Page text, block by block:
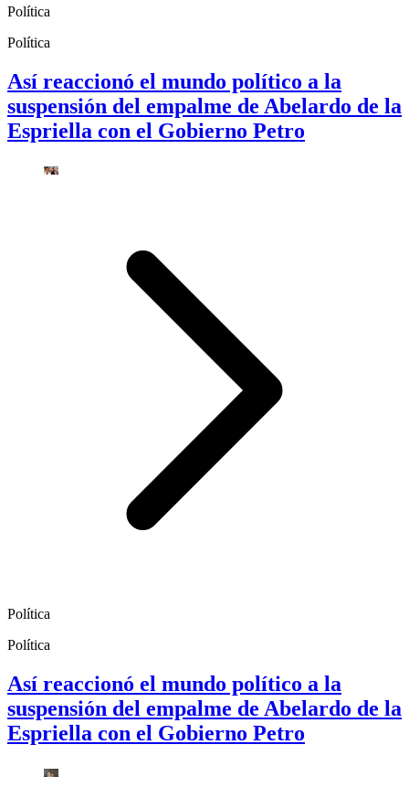
Política
Política
Así reaccionó el mundo político a la
suspensión del empalme de Abelardo de la
Espriella con el Gobierno Petro
Política
Política
Así reaccionó el mundo político a la
suspensión del empalme de Abelardo de la
Espriella con el Gobierno Petro